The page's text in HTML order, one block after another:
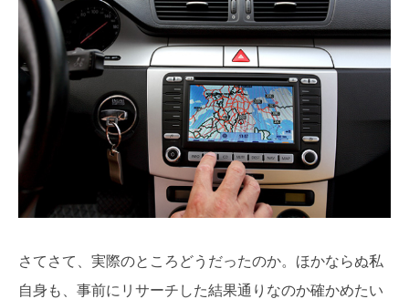
さてさて、実際のところどうだったのか。ほかならぬ私
自身も、事前にリサーチした結果通りなのか確かめたい